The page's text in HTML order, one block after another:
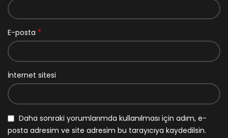
E-posta *
İnternet sitesi
Daha sonraki yorumlarımda kullanılması için adım, e-
posta adresim ve site adresim bu tarayıcıya kaydedilsin.